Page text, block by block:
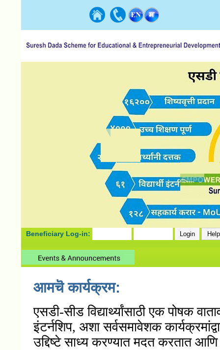
Beneficiary Log-in:
आमचॆ कार्यक्रम:
एसडी-सीड विद्यार्थ्यांसाठी एक पोषक
इंटर्नशिप, अशा सर्वसमावेशक
उद्दिष्टे साध्य करण्यात मदत करतात आणि